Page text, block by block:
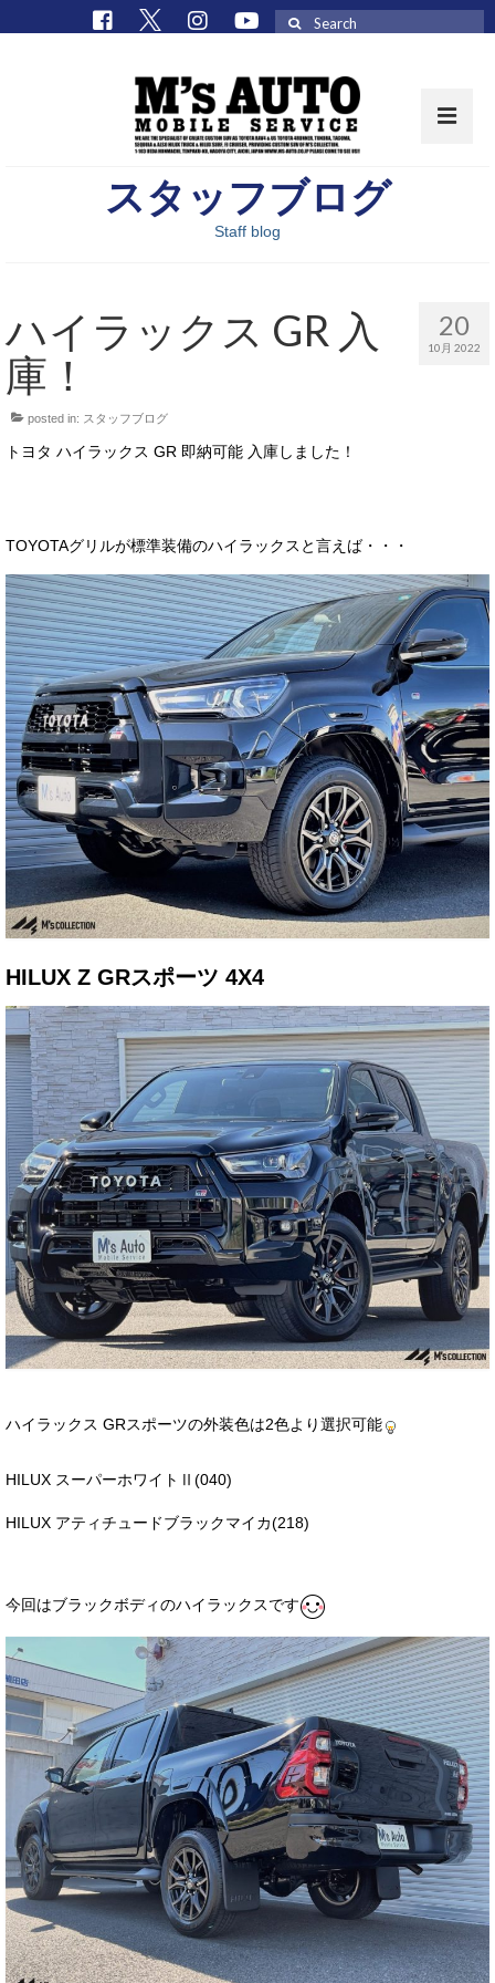
取扱車種一覧
M’sCollectionパーツ一覧
エムズオート
M’sCollection
店舗情報
店舗情報
会社概要
トップメッセージ
スタッフ紹介
ブログ
イベント
ニュース
スタッフブログ
お客様の声
お問い合わせ
メールフォーム
電話はこちら
スタッフブログ
Staff blog
20
10月 2022
ハイラックス GR 入
庫！
posted in: スタッフブログ
トヨタ ハイラックス GR 即納可能 入庫しました！
TOYOTAグリルが標準装備のハイラックスと言えば・・・
HILUX Z GRスポーツ 4X4
ハイラックス GRスポーツの外装色は2色より選択可能
HILUX スーパーホワイトⅡ(040)
HILUX アティチュードブラックマイカ(218)
今回はブラックボディのハイラックスです